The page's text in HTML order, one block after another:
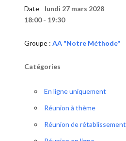
Date - lundi 27 mars 2028
18:00 - 19:30
Groupe : AA "Notre Méthode"
Catégories
En ligne uniquement
Réunion à thème
Réunion de rétablissement